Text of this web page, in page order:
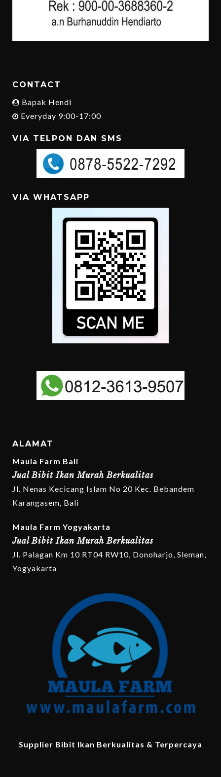
CONTACT
Bapak Hendi
Everyday 9:00-17:00
VIA TELPON DAN SMS
VIA WHATSAPP
ALAMAT
Maula Farm Bali
Jual Bibit Ikan Murah Berkualitas
Jl. Nenas Kecicang Islam No 20 Kec. Bebandem
Karangasem, Bali
Maula Farm Yogyakarta
Jual Bibit Ikan Murah Berkualitas
Jl. Palagan Km 10 RT04 RW10, Donoharjo, Sleman,
Yogyakarta
Supplier Bibit Ikan Berkualitas & Terpercaya